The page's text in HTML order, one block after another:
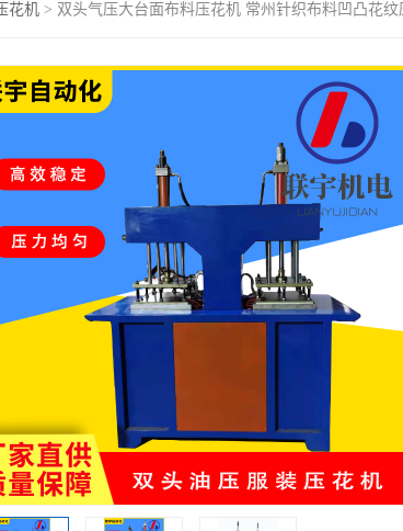
花机 > 双头气压大台面布料压花机 常州针织布料凹凸花纹